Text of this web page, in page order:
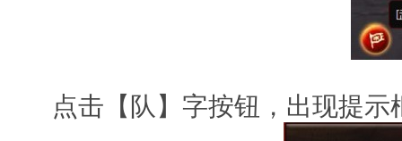
点击【队】字按钮，出现提示